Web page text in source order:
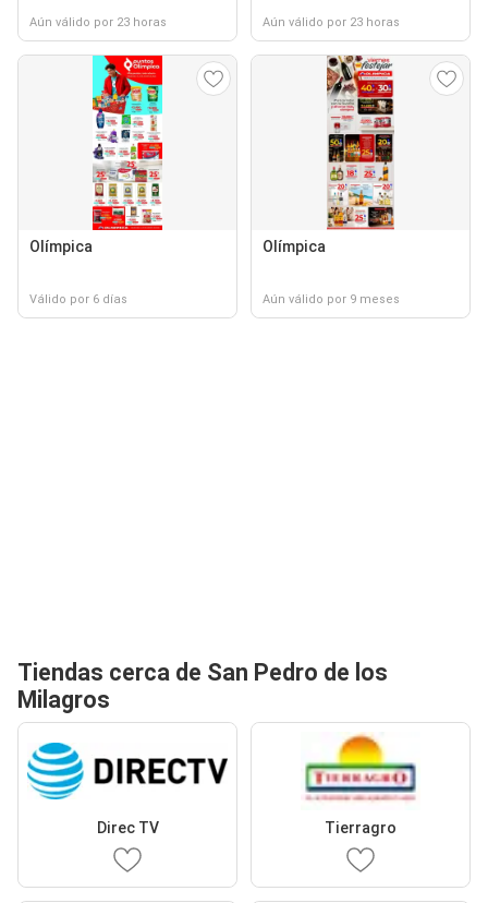
Aún válido por 23 horas Aún válido por 23 horas
Olímpica
Válido por 6 días
Olímpica
Aún válido por 9 meses
Tiendas cerca de San Pedro de los
Milagros
Direc TV Tierragro